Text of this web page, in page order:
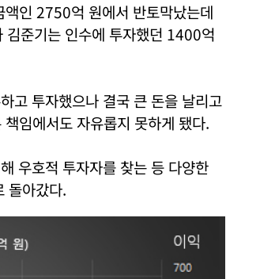
인 2750억 원에서 반토막났는데
김준기는 인수에 투자했던 1400억
고 투자했으나 결국 큰 돈을 날리고
임에서도 자유롭지 못하게 됐다.
우호적 투자자를 찾는 등 다양한
돌아갔다.